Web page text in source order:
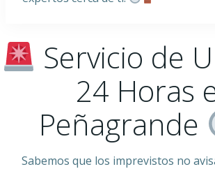
Servicio de
24 Horas
Peñagrande
Sabemos que los imprevistos no